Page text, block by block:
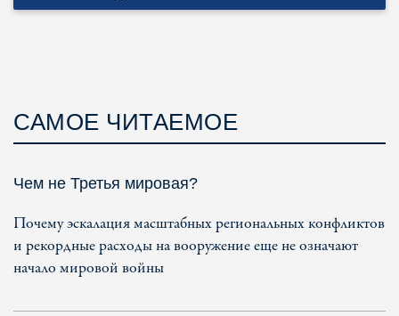
САМОЕ ЧИТАЕМОЕ
Чем не Третья мировая?
Почему эскалация масштабных региональных конфликтов
и рекордные расходы на вооружение еще не означают
начало мировой войны